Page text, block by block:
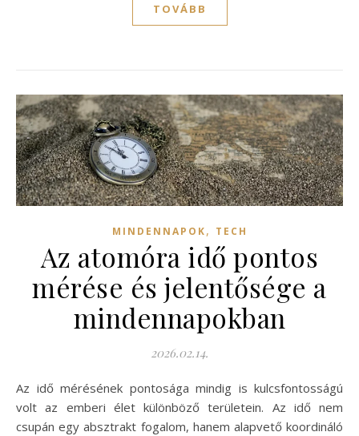
TOVÁBB
MINDENNAPOK, TECH
Az atomóra idő pontos
mérése és jelentősége a
mindennapokban
2026.02.14.
Az idő mérésének pontosága mindig is kulcsfontosságú
volt az emberi élet különböző területein. Az idő nem
csupán egy absztrakt fogalom, hanem alapvető koordináló